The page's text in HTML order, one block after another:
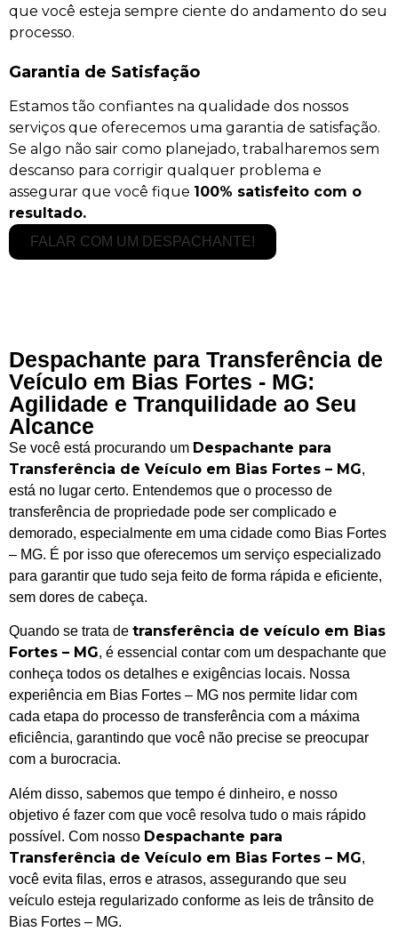
que você esteja sempre ciente do andamento do seu
processo.
Garantia de Satisfação
Estamos tão confiantes na qualidade dos nossos
serviços que oferecemos uma garantia de satisfação.
Se algo não sair como planejado, trabalharemos sem
descanso para corrigir qualquer problema e
assegurar que você fique 100% satisfeito com o
resultado.
FALAR COM UM DESPACHANTE!
Despachante para Transferência de
Veículo em Bias Fortes - MG:
Agilidade e Tranquilidade ao Seu
Alcance
Se você está procurando um Despachante para
Transferência de Veículo em Bias Fortes – MG,
está no lugar certo. Entendemos que o processo de
transferência de propriedade pode ser complicado e
demorado, especialmente em uma cidade como Bias Fortes
– MG. É por isso que oferecemos um serviço especializado
para garantir que tudo seja feito de forma rápida e eficiente,
sem dores de cabeça.
Quando se trata de transferência de veículo em Bias
Fortes – MG, é essencial contar com um despachante que
conheça todos os detalhes e exigências locais. Nossa
experiência em Bias Fortes – MG nos permite lidar com
cada etapa do processo de transferência com a máxima
eficiência, garantindo que você não precise se preocupar
com a burocracia.
Além disso, sabemos que tempo é dinheiro, e nosso
objetivo é fazer com que você resolva tudo o mais rápido
possível. Com nosso Despachante para
Transferência de Veículo em Bias Fortes – MG,
você evita filas, erros e atrasos, assegurando que seu
veículo esteja regularizado conforme as leis de trânsito de
Bias Fortes – MG.